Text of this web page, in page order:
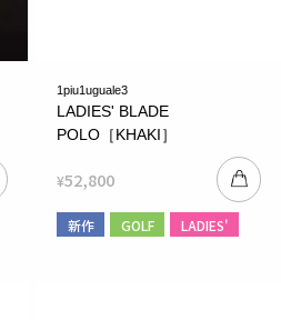
1piu1uguale3
LADIES' BLADE
POLO［KHAKI］
¥52,800
新作 GOLF LADIES'